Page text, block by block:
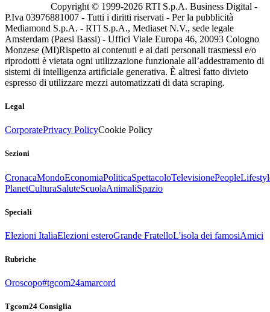
Copyright © 1999-2026 RTI S.p.A. Business Digital -
P.Iva 03976881007 - Tutti i diritti riservati - Per la pubblicità
Mediamond S.p.A. - RTI S.p.A., Mediaset N.V., sede legale
Amsterdam (Paesi Bassi) - Uffici Viale Europa 46, 20093 Cologno
Monzese (MI)Rispetto ai contenuti e ai dati personali trasmessi e/o
riprodotti è vietata ogni utilizzazione funzionale all’addestramento di
sistemi di intelligenza artificiale generativa. È altresì fatto divieto
espresso di utilizzare mezzi automatizzati di data scraping.
Legal
CorporatePrivacy PolicyCookie Policy
Sezioni
CronacaMondoEconomiaPoliticaSpettacoloTelevisionePeople
PlanetCulturaSaluteScuolaAnimaliSpazio
Speciali
Elezioni ItaliaElezioni esteroGrande FratelloL'isola dei famosiAmici
Rubriche
Oroscopo#tgcom24amarcord
Tgcom24 Consiglia